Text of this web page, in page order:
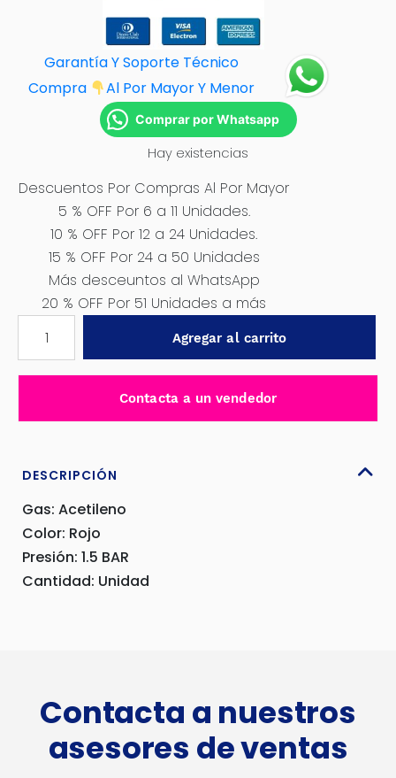
Garantía Y Soporte Técnico
Compra
Al Por Mayor Y Menor
Comprar por Whatsapp
Hay existencias
Descuentos Por Compras Al Por Mayor
5 % OFF Por 6 a 11 Unidades.
10 % OFF Por 12 a 24 Unidades.
15 % OFF Por 24 a 50 Unidades
Más desceuntos al WhatsApp
20 % OFF Por 51 Unidades a más
ACETILENO
-
04A
cantidad
Agregar al carrito
Contacta a un vendedor
DESCRIPCIÓN
Gas: Acetileno
Color: Rojo
Presión: 1.5 BAR
Cantidad: Unidad
Contacta a nuestros
asesores de ventas